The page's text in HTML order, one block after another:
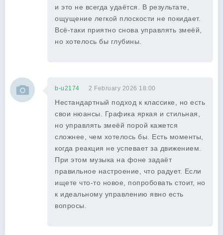
и это не всегда удаётся. В результате,
ощущение легкой плоскости не покидает.
Всё-таки приятно снова управлять змеёй,
но хотелось бы глубины.
b-u2174 2 February 2026 18:00
Нестандартный подход к классике, но есть
свои нюансы. Графика яркая и стильная,
но управлять змеёй порой кажется
сложнее, чем хотелось бы. Есть моменты,
когда реакция не успевает за движением.
При этом музыка на фоне задаёт
правильное настроение, что радует. Если
ищете что-то новое, попробовать стоит, но
к идеальному управлению явно есть
вопросы.